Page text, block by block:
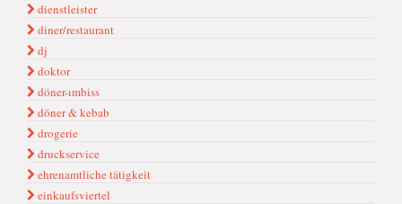
dienstleister
diner/restaurant
dj
doktor
döner-ımbiss
döner & kebab
drogerie
druckservice
ehrenamtliche tätigkeit
einkaufsviertel